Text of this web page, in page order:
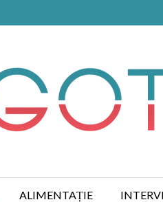
ALIMENTAȚIE